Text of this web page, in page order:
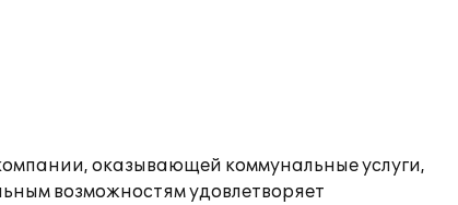
оказывающей коммунальные услуги,
возможностям удовлетворяет